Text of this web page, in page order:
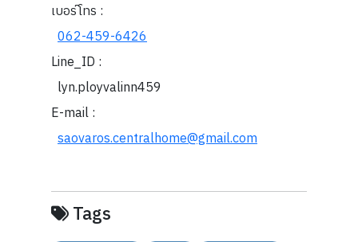
เบอร์โทร :
062-459-6426
Line_ID :
lyn.ployvalinn459
E-mail :
saovaros.centralhome@gmail.com
Tags